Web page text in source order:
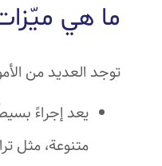
ما هي
توجد العديد من
يعد إجراءً
متنوعة، مثل